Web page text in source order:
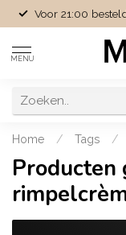
Voor 21:00
MENU
Home / Tags /
Producten